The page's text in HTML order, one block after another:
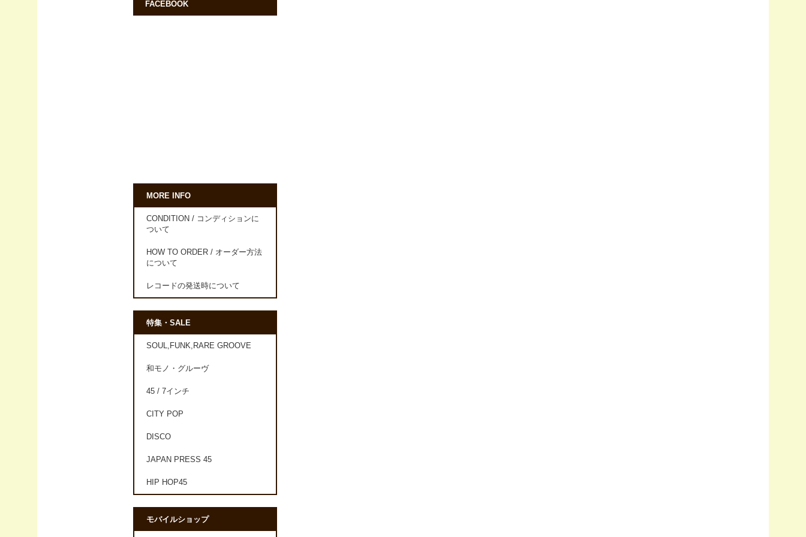
FACEBOOK
MORE INFO
CONDITION / コンディションに
ついて
HOW TO ORDER / オーダー方法
について
レコードの発送時について
特集・SALE
SOUL,FUNK,RARE GROOVE
和モノ・グルーヴ
45 / 7インチ
CITY POP
DISCO
JAPAN PRESS 45
HIP HOP45
モバイルショップ